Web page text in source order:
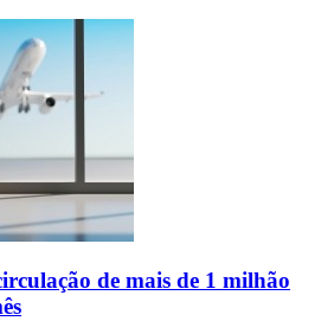
de mais de 1 milhão